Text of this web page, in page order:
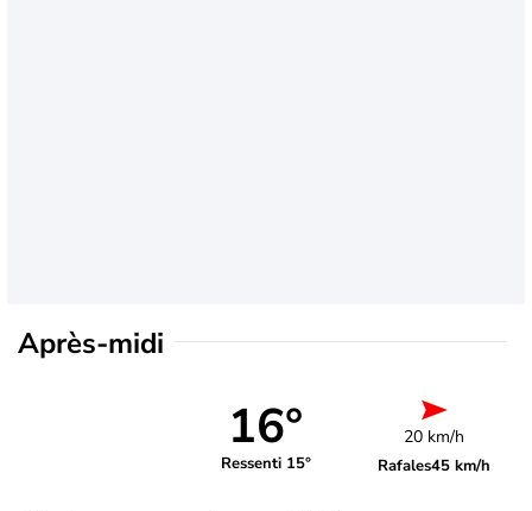
Après-midi
16°
Ressenti 15°
20 km/h
Rafales45 km/h